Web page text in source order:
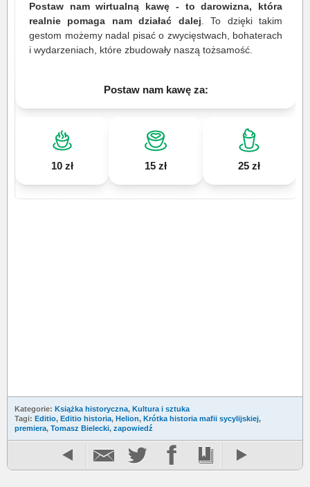
Postaw nam wirtualną kawę - to darowizna, która
realnie pomaga nam działać dalej . To dzięki takim
gestom możemy nadal pisać o zwycięstwach, bohaterach
i wydarzeniach, które zbudowały naszą tożsamość.
Postaw nam kawę za:
10 zł 15 zł 25 zł
Kategorie: Książka historyczna, Kultura i sztuka
Tagi: Editio, Editio historia, Helion, Krótka historia mafii sycylijskiej,
premiera, Tomasz Bielecki, zapowiedź